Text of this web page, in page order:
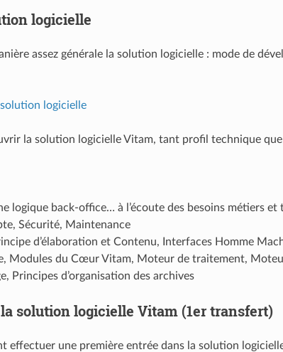
logicielle
assez générale la solution logicielle : mode de
logicielle
la solution logicielle Vitam, tant profil technique
logique back-office… à l’écoute des besoins métiers et
Sécurité, Maintenance
d’élaboration et Contenu, Interfaces Homme
Modules du Cœur Vitam, Moteur de traitement,
Principes d’organisation des archives
solution logicielle Vitam (1er transfert)
une première entrée dans la solution logicielle